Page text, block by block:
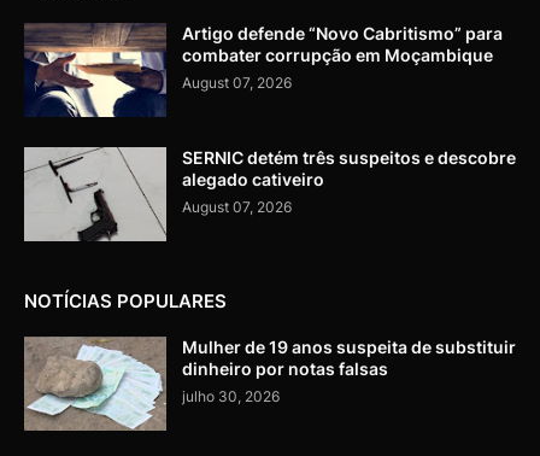
Artigo defende “Novo Cabritismo” para
combater corrupção em Moçambique
August 07, 2026
SERNIC detém três suspeitos e descobre
alegado cativeiro
August 07, 2026
NOTÍCIAS POPULARES
Mulher de 19 anos suspeita de substituir
dinheiro por notas falsas
julho 30, 2026